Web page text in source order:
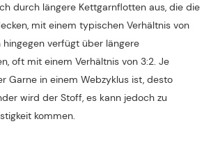
durch längere Kettgarnflotten aus, die die
mit einem typischen Verhältnis von
hingegen verfügt über längere
oft mit einem Verhältnis von 3:2. Je
Garne in einem Webzyklus ist, desto
wird der Stoff, es kann jedoch zu
kommen.